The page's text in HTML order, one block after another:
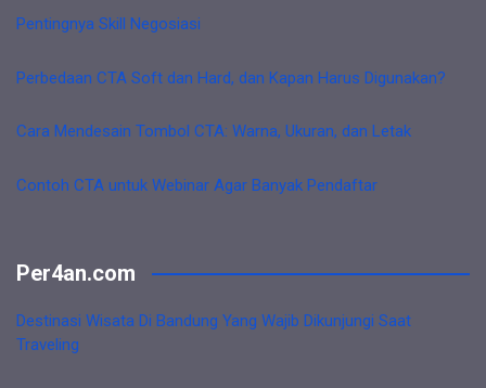
Pentingnya Skill Negosiasi
Perbedaan CTA Soft dan Hard, dan Kapan Harus Digunakan?
Cara Mendesain Tombol CTA: Warna, Ukuran, dan Letak
Contoh CTA untuk Webinar Agar Banyak Pendaftar
Per4an.com
Destinasi Wisata Di Bandung Yang Wajib Dikunjungi Saat
Traveling